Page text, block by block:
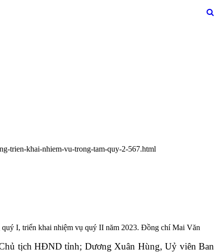
trien-khai-nhiem-vu-trong-tam-quy-2-567.html
I, triển khai nhiệm vụ quý II năm 2023. Đồng chí Mai Văn
tịch HĐND tỉnh; Dương Xuân Hùng, Uỷ viên Ban